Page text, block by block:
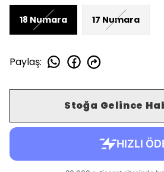
18 Numara 17 Numara
Paylaş:
Stoğa Gelince